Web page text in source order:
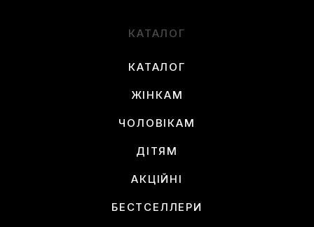
КАТАЛОГ
КАТАЛОГ
ЖІНКАМ
ЧОЛОВІКАМ
ДІТЯМ
АКЦІЙНІ
БЕСТСЕЛЛЕРИ